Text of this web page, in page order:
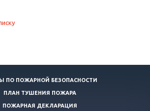
ПО ПОЖАРНОЙ БЕЗОПАСНОСТИ
ПЛАН ТУШЕНИЯ ПОЖАРА
ПОЖАРНАЯ ДЕКЛАРАЦИЯ